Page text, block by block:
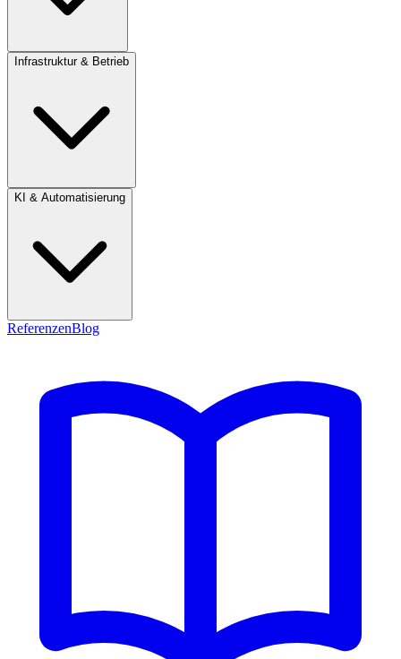
Infrastruktur & Betrieb
KI & Automatisierung
ReferenzenBlog